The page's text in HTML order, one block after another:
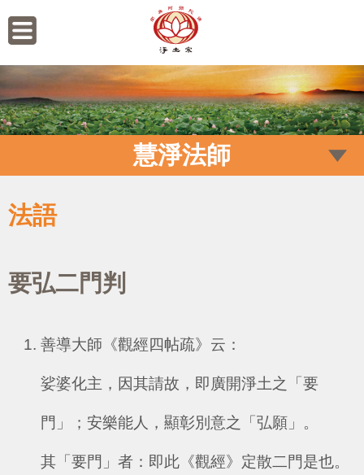
慧淨法師
法語
要弘二門判
善導大師《觀經四帖疏》云：
娑婆化主，因其請故，即廣開淨土之「要
門」；安樂能人，顯彰別意之「弘願」。
其「要門」者：即此《觀經》定散二門是也。